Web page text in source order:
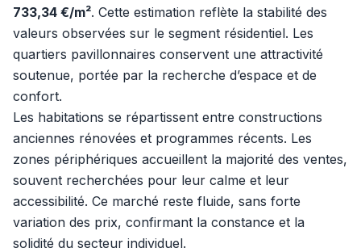
733,34 €/m². Cette estimation reflète la stabilité des
valeurs observées sur le segment résidentiel. Les
quartiers pavillonnaires conservent une attractivité
soutenue, portée par la recherche d’espace et de
confort.
Les habitations se répartissent entre constructions
anciennes rénovées et programmes récents. Les
zones périphériques accueillent la majorité des ventes,
souvent recherchées pour leur calme et leur
accessibilité. Ce marché reste fluide, sans forte
variation des prix, confirmant la constance et la
solidité du secteur individuel.